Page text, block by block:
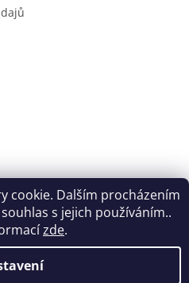
cookie. Dalším procházením
s jejich používáním..
zde.
Shoptet